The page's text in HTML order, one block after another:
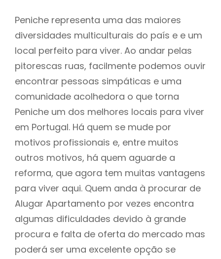
Peniche representa uma das maiores
diversidades multiculturais do país e e um
local perfeito para viver. Ao andar pelas
pitorescas ruas, facilmente podemos ouvir
encontrar pessoas simpáticas e uma
comunidade acolhedora o que torna
Peniche um dos melhores locais para viver
em Portugal. Há quem se mude por
motivos profissionais e, entre muitos
outros motivos, há quem aguarde a
reforma, que agora tem muitas vantagens
para viver aqui. Quem anda à procurar de
Alugar Apartamento por vezes encontra
algumas dificuldades devido à grande
procura e falta de oferta do mercado mas
poderá ser uma excelente opção se